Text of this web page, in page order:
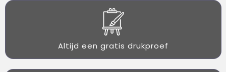
Altijd een gratis drukproef